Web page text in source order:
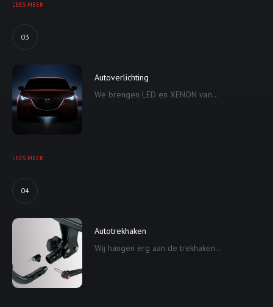
LEES MEER
03
Autoverlichting
We brengen LED en XENON van...
LEES MEER
04
Autotrekhaken
Wij hangen erg aan de trekhaken...